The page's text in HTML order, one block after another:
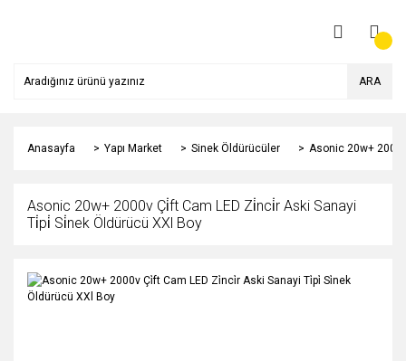
ARA
Anasayfa Yapı Market Sinek Öldürücüler Asonic 20w+
Asonic 20w+ 2000v Çi̇ft Cam LED Zi̇nci̇r Aski Sanayi
Ti̇pi̇ Si̇nek Öldürücü XXl Boy